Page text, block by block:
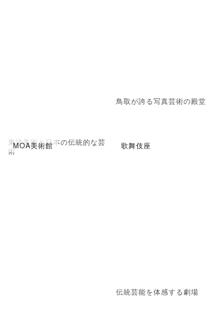
鳥取が誇る写真芸術の殿堂
MOA美術館
東洋美術と日本の伝統的な芸
術
歌舞伎座
伝統芸能を体感する劇場